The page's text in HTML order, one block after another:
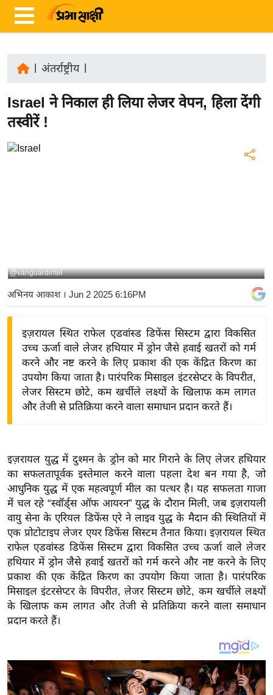
ज़ा
ख
र
ष्ट्री
य
बि
द्यो
त
वि
शे
ष
ज्ञ
रा
य
ब
ज
ट
खे
ट
अंतर्राष्ट्रीय|
Israel ने निकाल ही लिया लेजर वेपन, हिला देंगी
तस्वीरें !
@vanguardintel
अभिनय आकाश। Jun 2 2025 6:16PM
इज़रायल स्थित राफेल एडवांस्ड डिफेंस सिस्टम द्वारा विकसित
उच्च ऊर्जा वाले लेजर हथियार में ड्रोन जैसे हवाई खतरों को गर्म
करने और नष्ट करने के लिए प्रकाश की एक केंद्रित किरण का
उपयोग किया जाता है। पारंपरिक मिसाइल इंटरसेप्टर के विपरीत,
लेजर सिस्टम छोटे, कम खर्चीले लक्ष्यों के खिलाफ कम लागत
और तेजी से प्रतिक्रिया करने वाला समाधान प्रदान करते हैं।
इज़रायल युद्ध में दुश्मन के ड्रोन को मार गिराने के लिए लेजर हथियार
का सफलतापूर्वक इस्तेमाल करने वाला पहला देश बन गया है, जो
आधुनिक युद्ध में एक महत्वपूर्ण मील का पत्थर है। यह सफलता गाजा
में चल रहे “स्वॉर्ड्स ऑफ आयरन” युद्ध के दौरान मिली, जब इज़रायली
वायु सेना के एरियल डिफेंस एरे ने लाइव युद्ध के मैदान की स्थितियों में
एक प्रोटोटाइप लेजर एयर डिफेंस सिस्टम तैनात किया। इज़रायल स्थित
राफेल एडवांस्ड डिफेंस सिस्टम द्वारा विकसित उच्च ऊर्जा वाले लेजर
हथियार में ड्रोन जैसे हवाई खतरों को गर्म करने और नष्ट करने के लिए
प्रकाश की एक केंद्रित किरण का उपयोग किया जाता है। पारंपरिक
मिसाइल इंटरसेप्टर के विपरीत, लेजर सिस्टम छोटे, कम खर्चीले लक्ष्यों
के खिलाफ कम लागत और तेजी से प्रतिक्रिया करने वाला समाधान
प्रदान करते हैं।